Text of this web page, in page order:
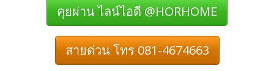
คุยผ่าน ไลน์ไอดี @HORHOME
สายด่วน โทร 081-4674663